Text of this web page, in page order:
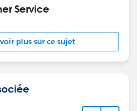
Service
plus sur ce sujet